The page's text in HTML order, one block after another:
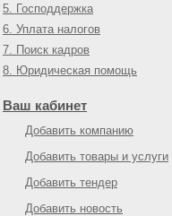
5. Господдержка
6. Уплата налогов
7. Поиск кадров
8. Юридическая помощь
Ваш кабинет
Добавить компанию
Добавить товары и услуги
Добавить тендер
Добавить новость